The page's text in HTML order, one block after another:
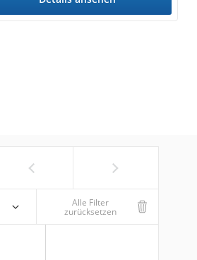
Alle Filter
zurücksetzen